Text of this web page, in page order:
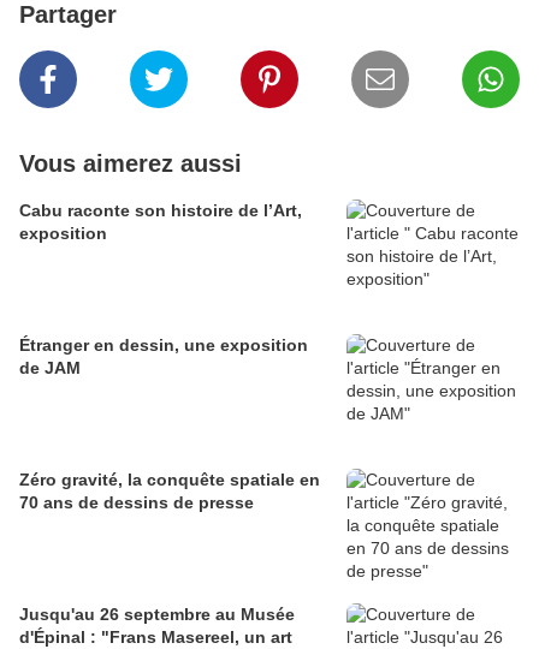
Partager
Vous aimerez aussi
Cabu raconte son histoire de l’Art,
exposition
Étranger en dessin, une exposition
de JAM
Zéro gravité, la conquête spatiale en
70 ans de dessins de presse
Jusqu'au 26 septembre au Musée
d'Épinal : "Frans Masereel, un art